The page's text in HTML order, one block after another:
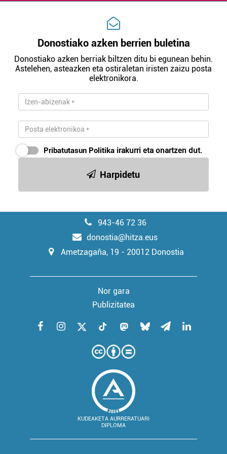
Donostiako azken berrien buletina
Donostiako azken berriak biltzen ditu bi egunean behin.
Astelehen, asteazken eta ostiraletan iristen zaizu posta
elektronikora.
Pribatutasun Politika irakurri eta onartzen dut.
Harpidetu
943-46 72 36
donostia@hitza.eus
Ametzagaña, 19 - 20012 Donostia
Nor gara
Publizitatea
KUDEAKETA AURRERATUARI
DIPLOMA